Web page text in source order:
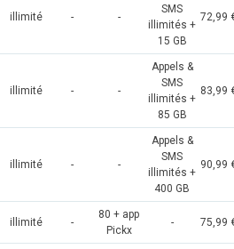
illimité - -
SMS
illimités +
15 GB
72,99
illimité - -
Appels &
SMS
illimités +
85 GB
83,99
illimité - -
Appels &
SMS
illimités +
400 GB
90,99
illimité -
80 + app
Pickx
- 75,99